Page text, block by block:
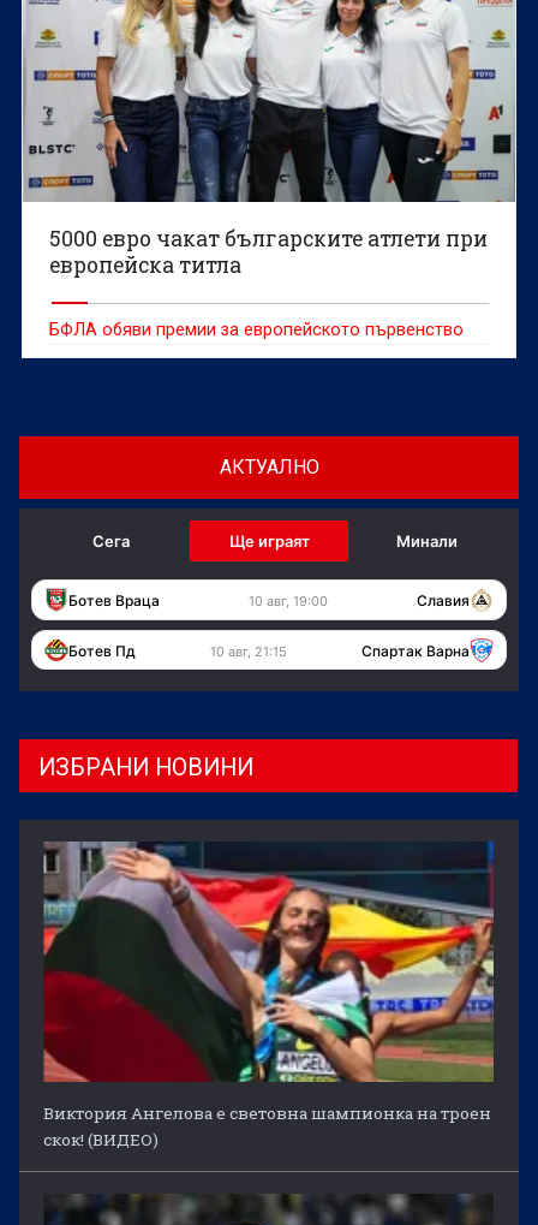
5000 евро чакат българските атлети при
европейска титла
БФЛА обяви премии за европейското първенство
АКТУАЛНО
Сега Ще играят Минали
Ботев Враца 10 авг, 19:00 Славия
Ботев Пд 10 авг, 21:15 Спартак Варна
ИЗБРАНИ НОВИНИ
Виктория Ангелова е световна шампионка на троен
скок! (ВИДЕО)